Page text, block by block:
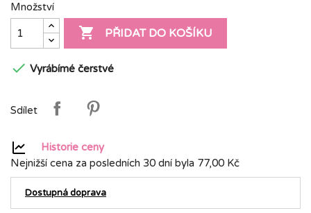
Množství
 PŘIDAT DO KOŠÍKU
 Vyrábímé čerstvé
Sdílet
Historie ceny
Nejnižší cena za posledních 30 dní byla 77,00 Kč
Dostupná doprava